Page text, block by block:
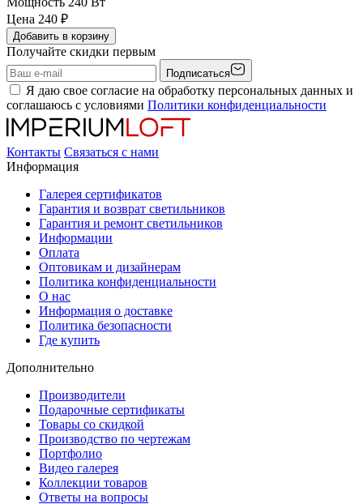
Цена 240 ₽
Добавить в корзину
Получайте скидки первым
Подписаться
Я даю свое согласие на обработку персональных данных и
соглашаюсь с условиями Политики конфиденциальности
Контакты Связаться с нами
Информация
Галерея сертификатов
Гарантия и возврат светильников
Гарантия и ремонт светильников
Информации
Оплата
Оптовикам и дизайнерам
Политика конфиденциальности
О нас
Информация о доставке
Политика безопасности
Где купить
Дополнительно
Производители
Подарочные сертификаты
Товары со скидкой
Производство по чертежам
Портфолио
Видео галерея
Коллекции товаров
Ответы на вопросы